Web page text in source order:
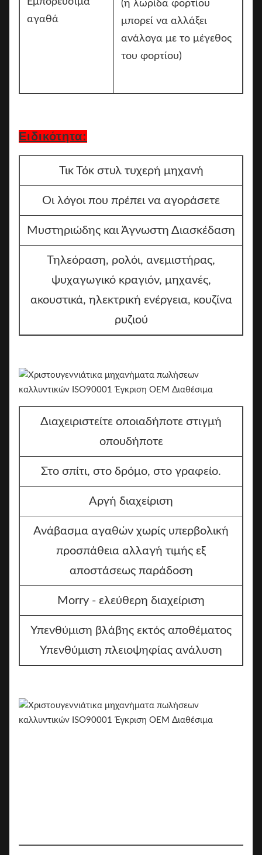
αγαθά
(η λωρίδα φορτίου
μπορεί να αλλάξει
ανάλογα με το μέγεθος
του φορτίου)
Ειδικότητα:
Τικ Τόκ στυλ τυχερή μηχανή
Οι λόγοι που πρέπει να αγοράσετε
Μυστηριώδης και Άγνωστη Διασκέδαση
Τηλεόραση, ρολόι, ανεμιστήρας,
ψυχαγωγικό κραγιόν, μηχανές,
ακουστικά, ηλεκτρική ενέργεια, κουζίνα
ρυζιού
Διαχειριστείτε οποιαδήποτε στιγμή
οπουδήποτε
Στο σπίτι, στο δρόμο, στο γραφείο.
Αργή διαχείριση
Ανάβασμα αγαθών χωρίς υπερβολική
προσπάθεια αλλαγή τιμής εξ
αποστάσεως παράδοση
Morry - ελεύθερη διαχείριση
Υπενθύμιση βλάβης εκτός αποθέματος
Υπενθύμιση πλειοψηφίας ανάλυση